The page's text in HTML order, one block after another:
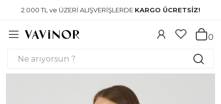
2.000 TL ve ÜZERİ ALIŞVERİŞLERDE KARGO ÜCRETSİZ!
0